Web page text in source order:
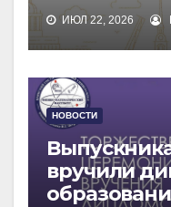
ИЮЛ 22, 2026
НОВОСТИ
вручили